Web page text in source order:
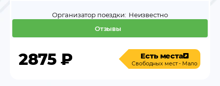
Отзывы
Организатор поездки: Неизвестно
2875₽ Есть места
Свободных мест - Мало